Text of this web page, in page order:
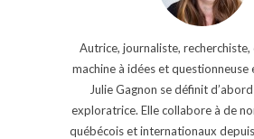
Autrice, journaliste, recherchiste,
machine à idées et questionneuse
Julie Gagnon se définit
exploratrice. Elle collabore à de
québécois et internationaux